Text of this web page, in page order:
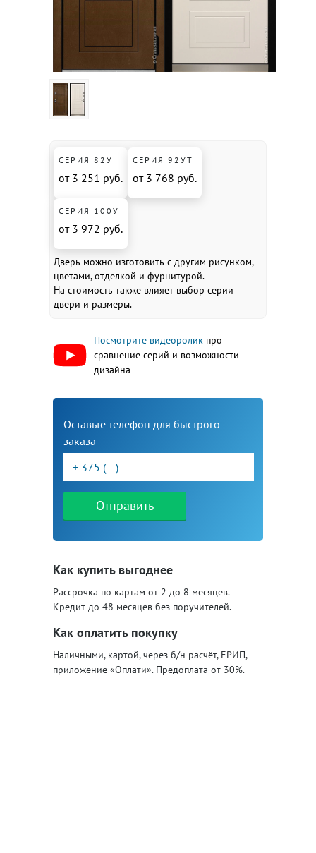
СЕРИЯ 82У
от 3 251 руб.
СЕРИЯ 92УТ
от 3 768 руб.
СЕРИЯ 100У
от 3 972 руб.
Дверь можно изготовить с другим рисунком,
цветами, отделкой и фурнитурой.
На стоимость также влияет выбор серии
двери и размеры.
Посмотрите видеоролик про
сравнение серий и возможности
дизайна
Оставьте телефон для быстрого
заказа
Отправить
Как купить выгоднее
Рассрочка по картам от 2 до 8 месяцев.
Кредит до 48 месяцев без поручителей.
Как оплатить покупку
Наличными, картой, через б/н расчёт, ЕРИП,
приложение «Оплати». Предоплата от 30%.